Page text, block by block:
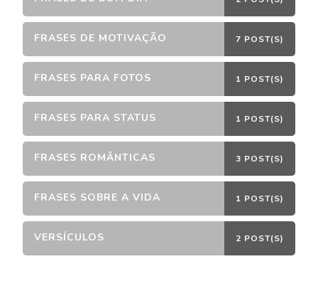
FRASES DE MOTIVAÇÃO 7 POST(S)
FRASES PARA FOTOS 1 POST(S)
FRASES PARA STATUS 1 POST(S)
FRASES ROMÂNTICAS 3 POST(S)
FRASES SOBRE A VIDA 1 POST(S)
VERSÍCULOS 2 POST(S)